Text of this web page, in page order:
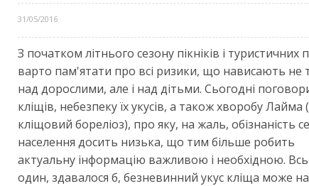
31/05/2016
З початком літнього сезону пікніків і туристичних
варто пам'ятати про всі ризики, що нависають не
над дорослими, але і над дітьми. Сьогодні
кліщів, небезпеку їх укусів, а також хворобу Лайма
кліщовий бореліоз), про яку, на жаль, обізнаність
населення досить низька, що тим більше робить
актуальну інформацію важливою і необхідною.
один, здавалося б, безневинний укус кліща може